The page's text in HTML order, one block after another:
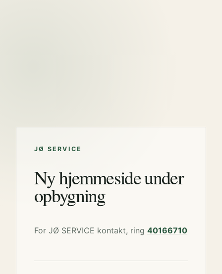
JØ SERVICE
Ny hjemmeside under
opbygning
For JØ SERVICE kontakt, ring 40166710